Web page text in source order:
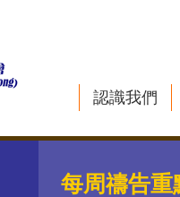
認識我們
每周禱告重